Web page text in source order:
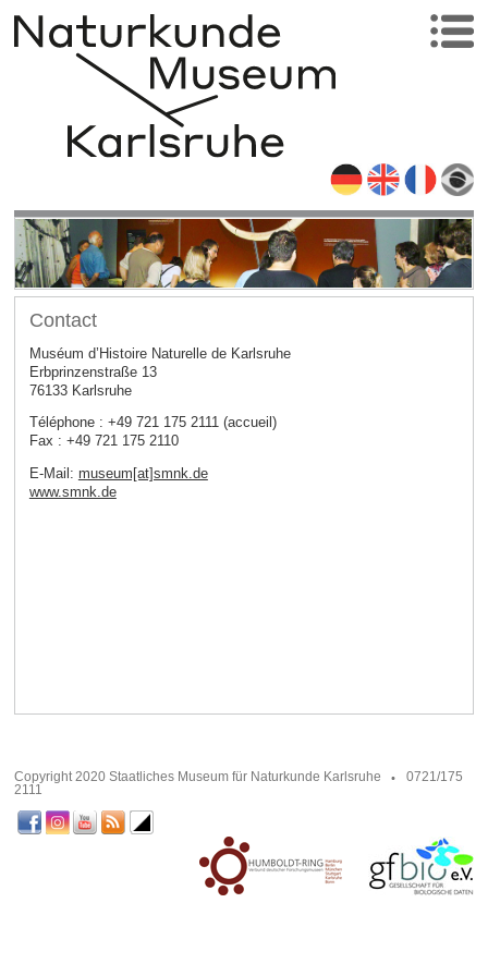
Contact
Muséum d’Histoire Naturelle de Karlsruhe
Erbprinzenstraße 13
76133 Karlsruhe
Téléphone : +49 721 175 2111 (accueil)
Fax : +49 721 175 2110
E-Mail: museum[at]smnk.de
www.smnk.de
Copyright 2020 Staatliches Museum für Naturkunde Karlsruhe
0721/175
2111